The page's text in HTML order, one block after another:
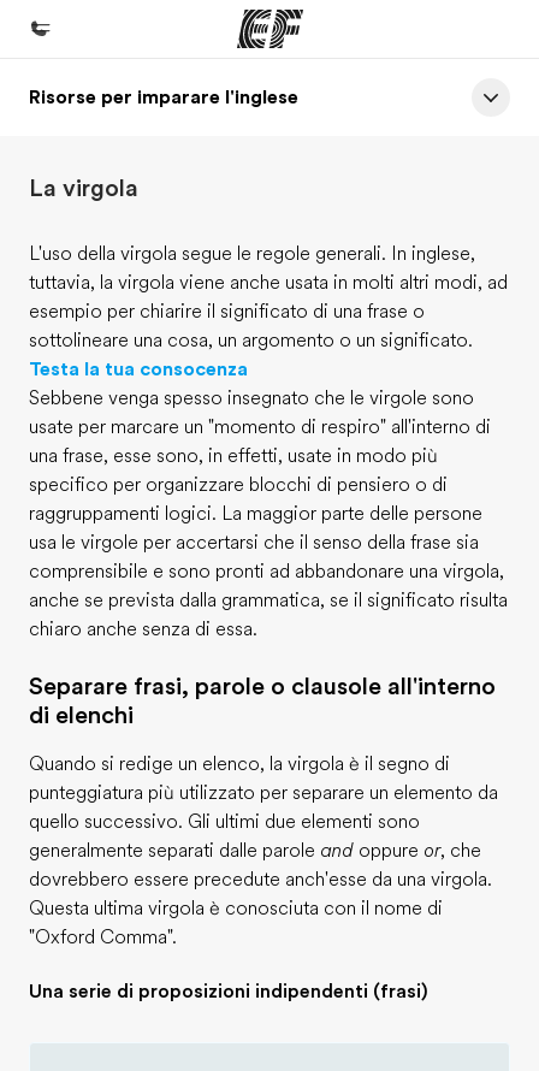
Homepage
Programmi
Uffici
Trova l'ufficio più vicino
Chi siamo
Carriera
Risorse per imparare l'inglese
La virgola
L'uso della virgola segue le regole generali. In inglese,
tuttavia, la virgola viene anche usata in molti altri modi, ad
esempio per chiarire il significato di una frase o
sottolineare una cosa, un argomento o un significato.
Testa la tua consocenza
Sebbene venga spesso insegnato che le virgole sono
usate per marcare un "momento di respiro" all'interno di
una frase, esse sono, in effetti, usate in modo più
specifico per organizzare blocchi di pensiero o di
raggruppamenti logici. La maggior parte delle persone
usa le virgole per accertarsi che il senso della frase sia
comprensibile e sono pronti ad abbandonare una virgola,
anche se prevista dalla grammatica, se il significato risulta
chiaro anche senza di essa.
Separare frasi, parole o clausole all'interno
di elenchi
Quando si redige un elenco, la virgola è il segno di
punteggiatura più utilizzato per separare un elemento da
quello successivo. Gli ultimi due elementi sono
generalmente separati dalle parole and oppure or, che
dovrebbero essere precedute anch'esse da una virgola.
Questa ultima virgola è conosciuta con il nome di
"Oxford Comma".
Una serie di proposizioni indipendenti (frasi)